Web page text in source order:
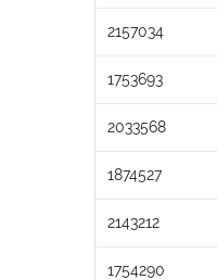
2157034
1753693
2033568
1874527
2143212
1754290